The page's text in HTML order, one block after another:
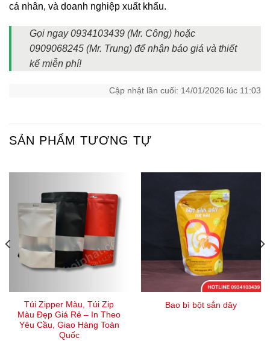
cá nhân, và doanh nghiệp xuất khẩu.
Gọi ngay 0934103439 (Mr. Công) hoặc
0909068245 (Mr. Trung) để nhận báo giá và thiết
kế miễn phí!
Cập nhật lần cuối: 14/01/2026 lúc 11:03
SẢN PHẨM TƯƠNG TỰ
Túi Zipper Màu, Túi Zip
Màu Đẹp Giá Rẻ – In Theo
Yêu Cầu, Giao Hàng Toàn
Quốc
Bao bì bột sắn dây